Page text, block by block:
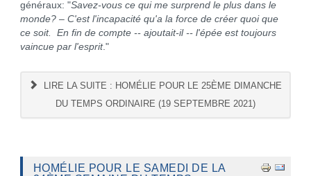
généraux: "Savez-vous ce qui me surprend le plus dans le
monde? – C'est l'incapacité qu'a la force de créer quoi que
ce soit. En fin de compte -- ajoutait-il -- l'épée est toujours
vaincue par l'esprit."
LIRE LA SUITE : HOMÉLIE POUR LE 25ÈME DIMANCHE
DU TEMPS ORDINAIRE (19 SEPTEMBRE 2021)
HOMÉLIE POUR LE SAMEDI DE LA